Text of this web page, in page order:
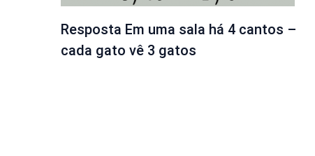
Resposta Em uma sala há 4 cantos –
cada gato vê 3 gatos